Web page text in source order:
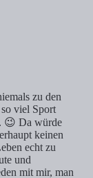
zu den
viel Sport
😉 Da würde
keinen
echt zu
und
mit mir, man